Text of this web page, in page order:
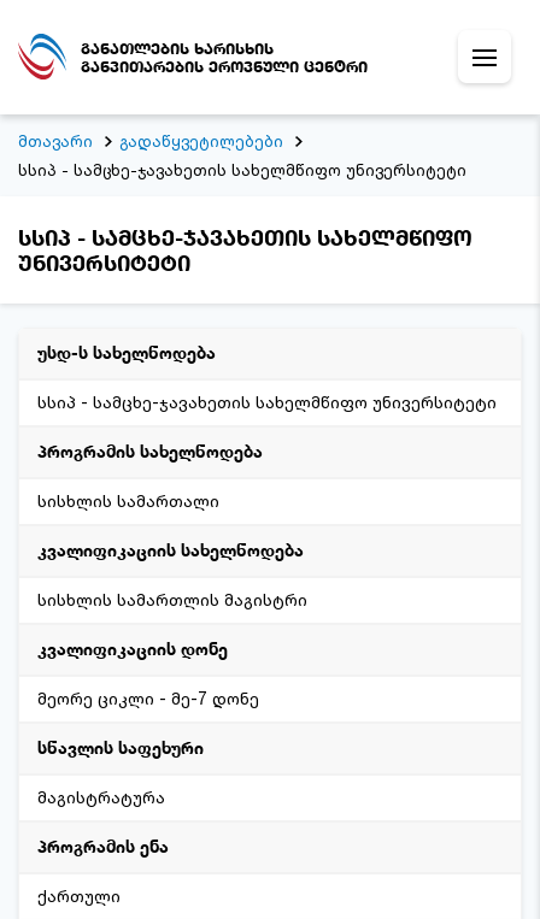
განათლების ხარისხის
განვითარების ეროვნული ცენტრი
მთავარი
გადაწყვეტილებები
სსიპ - სამცხე-ჯავახეთის სახელმწიფო უნივერსიტეტი
სსიპ - სამცხე-ჯავახეთის სახელმწიფო
უნივერსიტეტი
უსდ-ს სახელწოდება
სსიპ - სამცხე-ჯავახეთის სახელმწიფო უნივერსიტეტი
პროგრამის სახელწოდება
სისხლის სამართალი
კვალიფიკაციის სახელწოდება
სისხლის სამართლის მაგისტრი
კვალიფიკაციის დონე
მეორე ციკლი - მე-7 დონე
სწავლის საფეხური
მაგისტრატურა
პროგრამის ენა
ქართული